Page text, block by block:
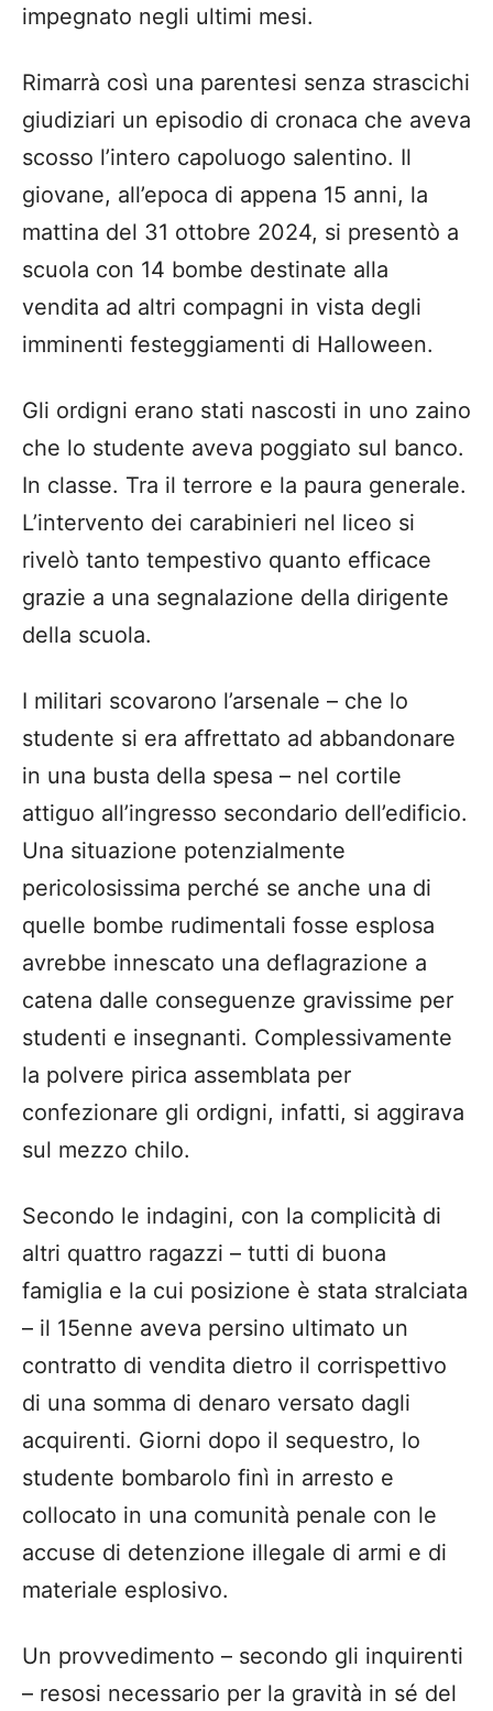
impegnato negli ultimi mesi.
Rimarrà così una parentesi senza strascichi
giudiziari un episodio di cronaca che aveva
scosso l’intero capoluogo salentino. Il
giovane, all’epoca di appena 15 anni, la
mattina del 31 ottobre 2024, si presentò a
scuola con 14 bombe destinate alla
vendita ad altri compagni in vista degli
imminenti festeggiamenti di Halloween.
Gli ordigni erano stati nascosti in uno zaino
che lo studente aveva poggiato sul banco.
In classe. Tra il terrore e la paura generale.
L’intervento dei carabinieri nel liceo si
rivelò tanto tempestivo quanto efficace
grazie a una segnalazione della dirigente
della scuola.
I militari scovarono l’arsenale – che lo
studente si era affrettato ad abbandonare
in una busta della spesa – nel cortile
attiguo all’ingresso secondario dell’edificio.
Una situazione potenzialmente
pericolosissima perché se anche una di
quelle bombe rudimentali fosse esplosa
avrebbe innescato una deflagrazione a
catena dalle conseguenze gravissime per
studenti e insegnanti. Complessivamente
la polvere pirica assemblata per
confezionare gli ordigni, infatti, si aggirava
sul mezzo chilo.
Secondo le indagini, con la complicità di
altri quattro ragazzi – tutti di buona
famiglia e la cui posizione è stata stralciata
– il 15enne aveva persino ultimato un
contratto di vendita dietro il corrispettivo
di una somma di denaro versato dagli
acquirenti. Giorni dopo il sequestro, lo
studente bombarolo finì in arresto e
collocato in una comunità penale con le
accuse di detenzione illegale di armi e di
materiale esplosivo.
Un provvedimento – secondo gli inquirenti
– resosi necessario per la gravità in sé del